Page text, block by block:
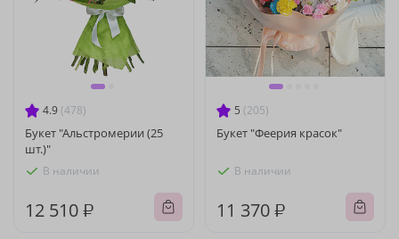
4.9 (478)
Букет "Альстромерии (25
шт.)"
В наличии
12 510 ₽
5 (205)
Букет "Феерия красок"
В наличии
11 370 ₽